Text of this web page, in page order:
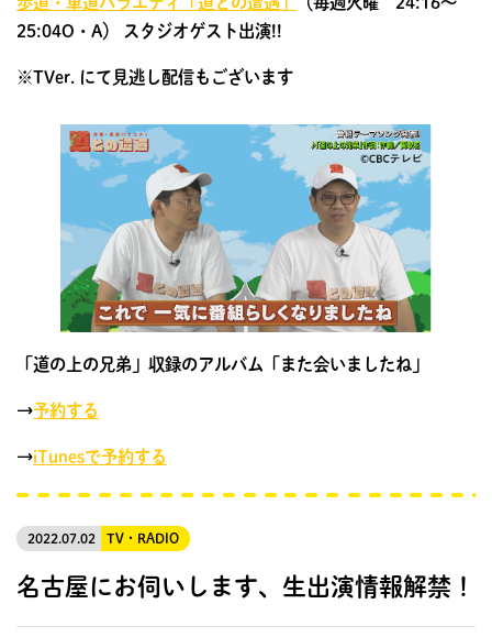
25:04O・A） スタジオゲスト出演!!
※TVer. にて見逃し配信もございます
「道の上の兄弟」収録のアルバム「また会いましたね」
→予約する
→iTunesで予約する
2022.07.02 TV・RADIO
名古屋にお伺いします、生出演情報解禁！